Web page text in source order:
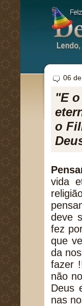
06
"E
o
vida
deve
fez
que
da
fazer
não
Deus
nas